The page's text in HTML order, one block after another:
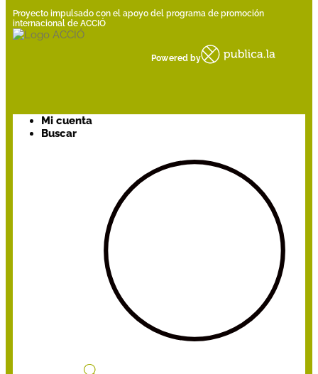
Proyecto impulsado con el apoyo del programa de promoción
internacional de ACCIÓ
Powered by
Mi cuenta
Buscar